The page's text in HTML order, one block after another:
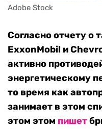
Adobe Stock
Согласно отчету о
ExxonMobil и
активно
энергетическому
то время как
занимает в этом
этом этом пишет